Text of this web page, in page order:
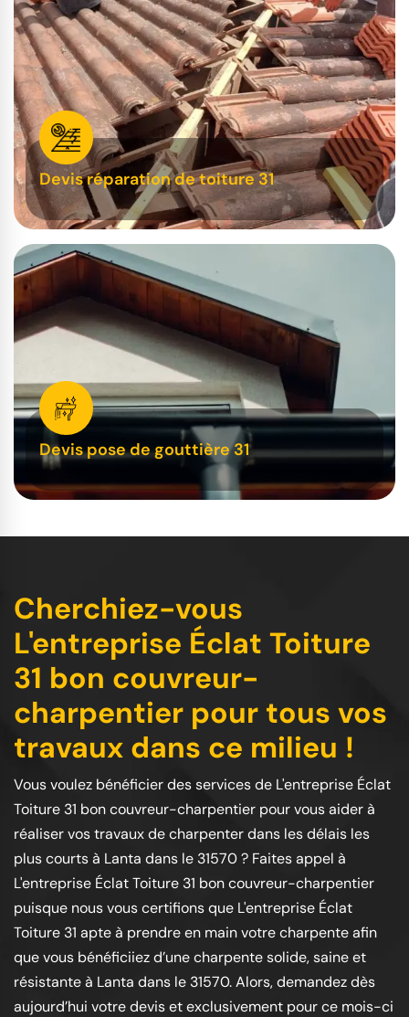
Devis réparation de toiture 31
Devis pose de gouttière 31
Cherchiez-vous
L'entreprise Éclat Toiture
31 bon couvreur-
charpentier pour tous vos
travaux dans ce milieu !
Vous voulez bénéficier des services de L'entreprise Éclat
Toiture 31 bon couvreur-charpentier pour vous aider à
réaliser vos travaux de charpenter dans les délais les
plus courts à Lanta dans le 31570 ? Faites appel à
L'entreprise Éclat Toiture 31 bon couvreur-charpentier
puisque nous vous certifions que L'entreprise Éclat
Toiture 31 apte à prendre en main votre charpente afin
que vous bénéficiiez d’une charpente solide, saine et
résistante à Lanta dans le 31570. Alors, demandez dès
aujourd’hui votre devis et exclusivement pour ce mois-ci